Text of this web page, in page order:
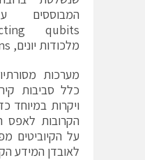
המבוססים
מלכודות יונים, Trapped ions.
מערכות
כלל סביבות
ויקרות במיוחד
הקרובות לאפס
על הקיוביטים
לאובדן המידע